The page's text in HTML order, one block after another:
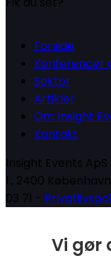
Forside
Konferencer
Sektor
Artikler
Om Insight
Kontakt
Insight Events
1., 2400
03 71 -
Vi gør